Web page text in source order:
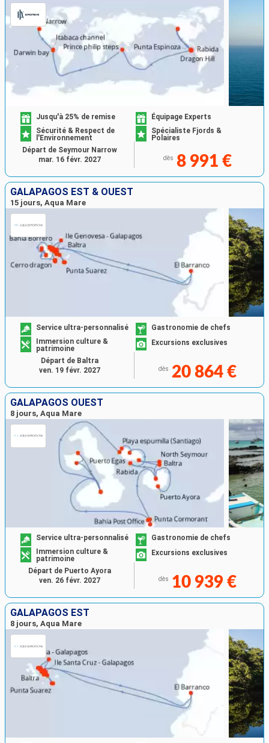
Jusqu'à 25% de remise
Équipage Experts
Sécurité & Respect de
l'Environnement
Spécialiste Fjords &
Polaires
dès 8 991 €
Départ de Seymour Narrow
mar. 16 févr. 2027
GALAPAGOS EST & OUEST
15 jours, Aqua Mare
Service ultra-personnalisé
Gastronomie de chefs
Immersion culture &
patrimoine
Excursions exclusives
dès 20 864 €
Départ de Baltra
ven. 19 févr. 2027
GALAPAGOS OUEST
8 jours, Aqua Mare
Service ultra-personnalisé
Gastronomie de chefs
Immersion culture &
patrimoine
Excursions exclusives
dès 10 939 €
Départ de Puerto Ayora
ven. 26 févr. 2027
GALAPAGOS EST
8 jours, Aqua Mare